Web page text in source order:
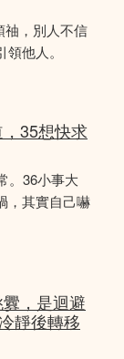
䄂，別人不信
他人。
35想快求
。36小事大
，其實自己嚇
，是迴避
靜後轉移